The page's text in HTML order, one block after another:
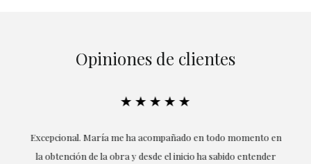
Opiniones de clientes
★★★★★
Excepcional. María me ha acompañado en todo momento en
la obtención de la obra y desde el inicio ha sabido entender